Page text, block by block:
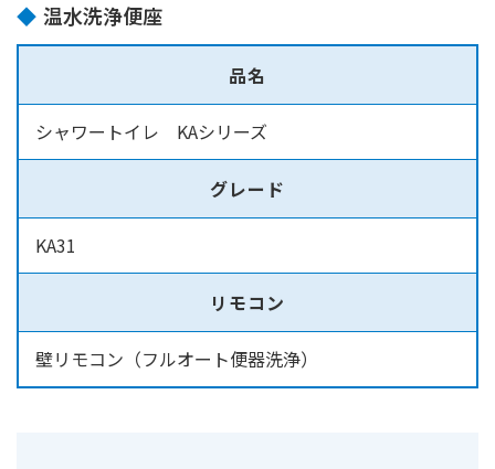
温水洗浄便座
品名
シャワートイレ KAシリーズ
グレード
KA31
リモコン
壁リモコン（フルオート便器洗浄）